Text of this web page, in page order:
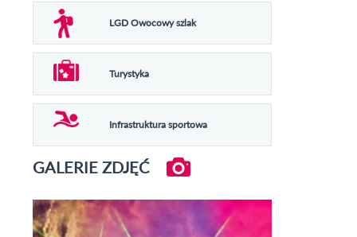
LGD Owocowy szlak
Turystyka
Infrastruktura sportowa
GALERIE ZDJĘĆ